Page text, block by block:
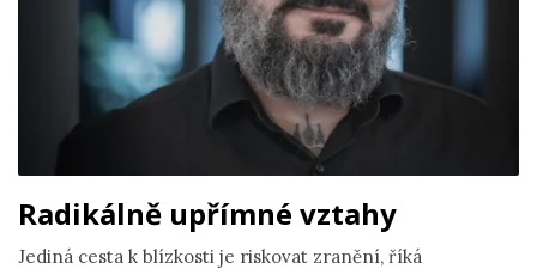
Radikálně upřímné vztahy
Jediná cesta k blízkosti je riskovat zranění, říká